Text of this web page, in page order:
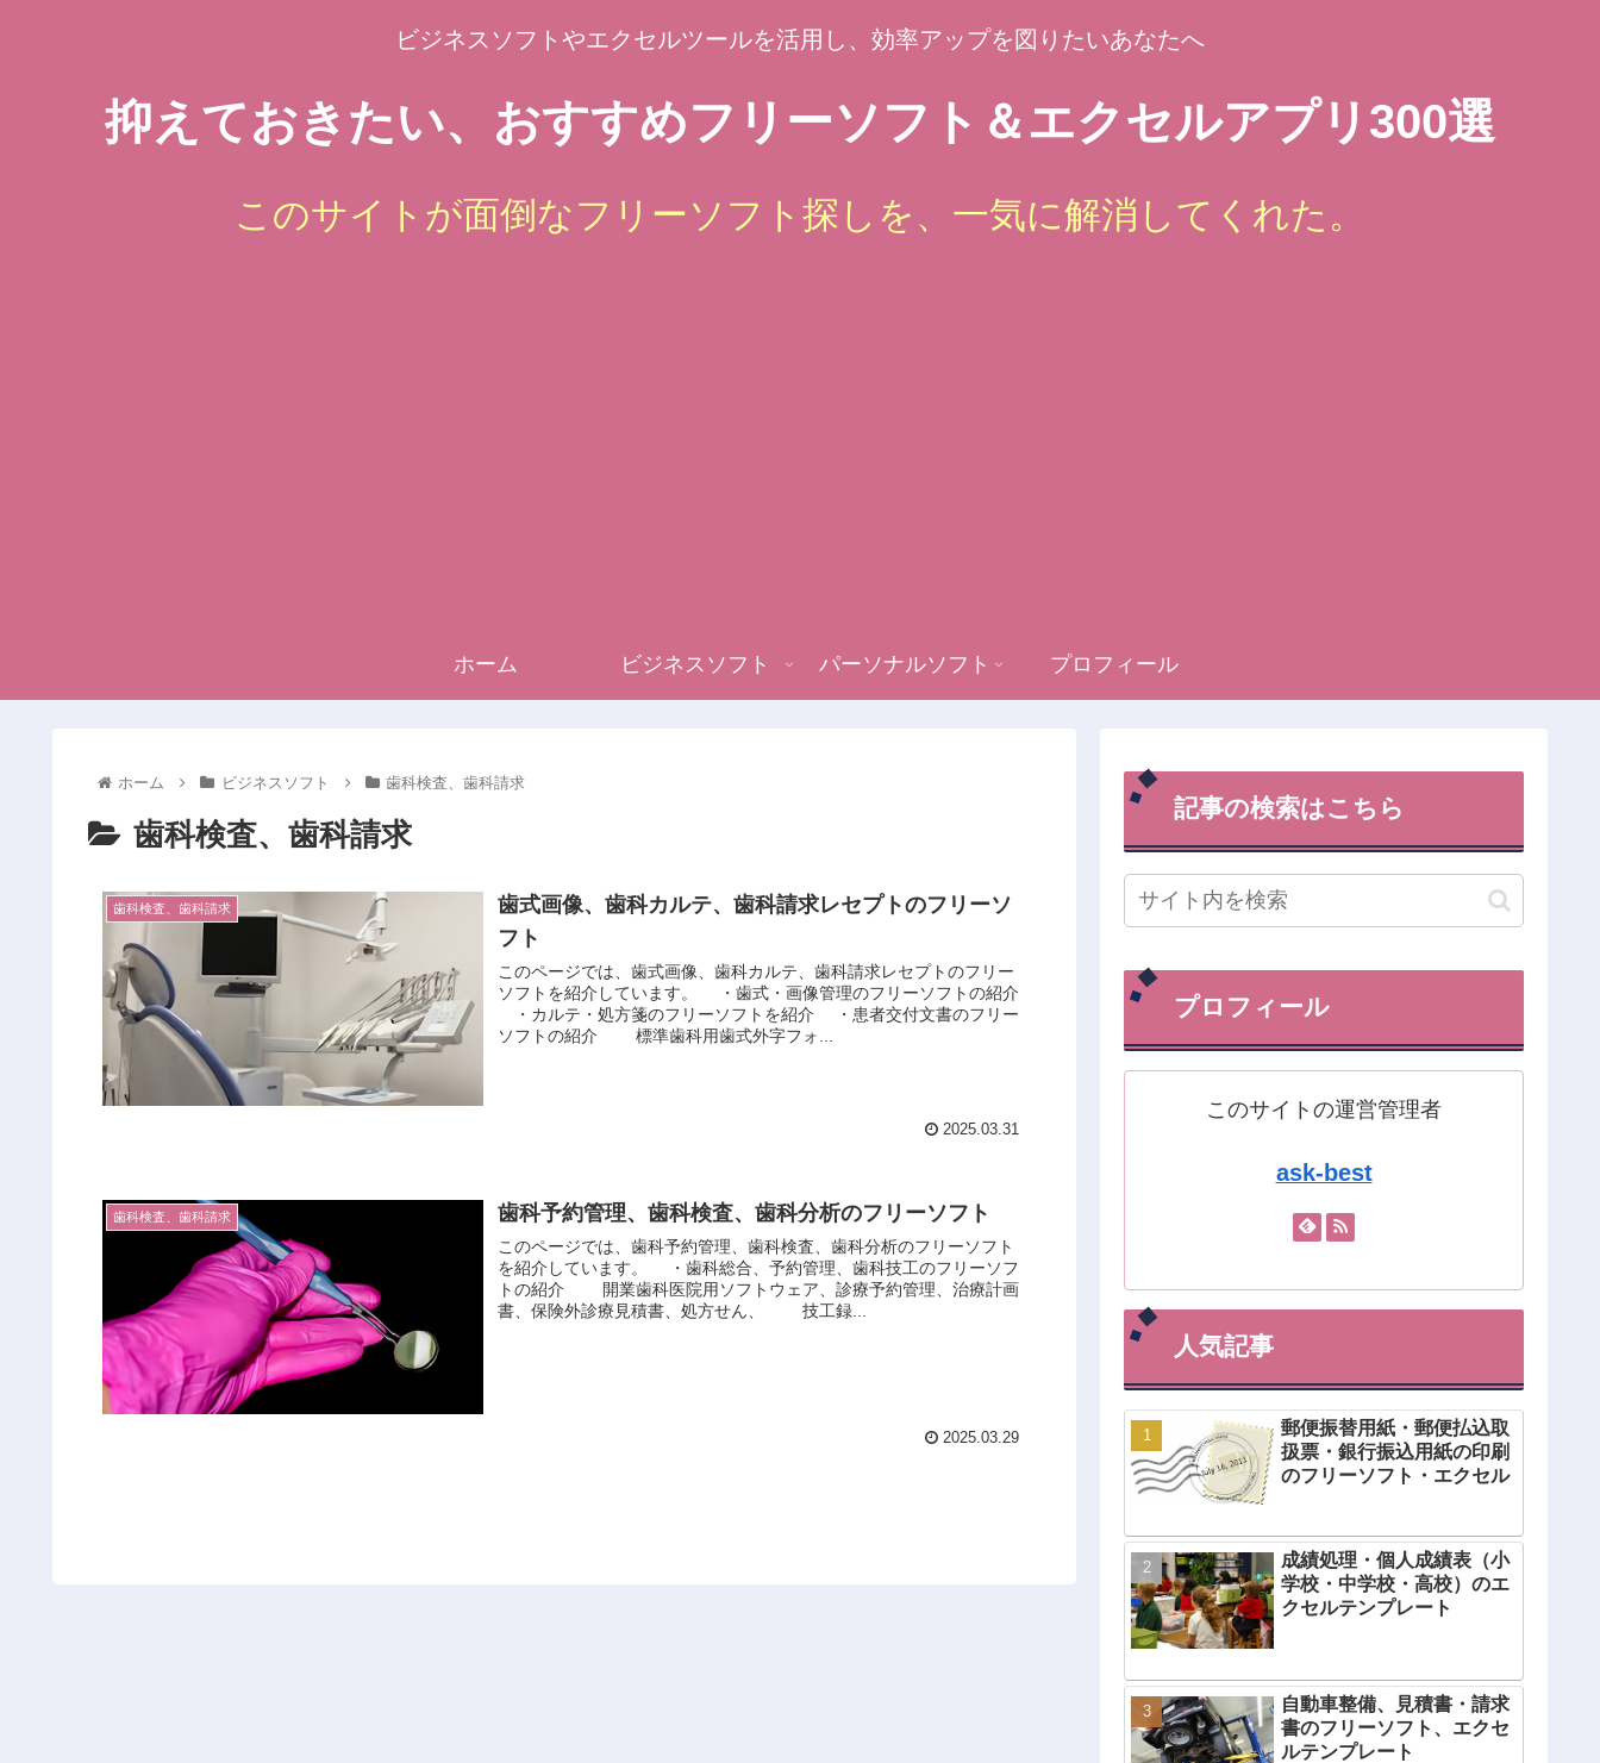
ビジネスソフトやエクセルツールを活用し、効率アップを図りたいあなたへ
抑えておきたい、おすすめフリーソフト＆エクセルアプリ300選
このサイトが面倒なフリーソフト探しを、一気に解消してくれた。
ホーム ビジネスソフト パーソナルソフト プロフィール
ホーム ビジネスソフト 歯科検査、歯科請求
歯科検査、歯科請求
歯科検査、歯科請求
歯式画像、歯科カルテ、歯科請求レセプトのフリーソ
フト
このページでは、歯式画像、歯科カルテ、歯科請求レセプトのフリー
ソフトを紹介しています。 ・歯式・画像管理のフリーソフトの紹介
・カルテ・処方箋のフリーソフトを紹介 ・患者交付文書のフリー
ソフトの紹介 標準歯科用歯式外字フォ...
2025.03.31
歯科検査、歯科請求 歯科予約管理、歯科検査、歯科分析のフリーソフト
このページでは、歯科予約管理、歯科検査、歯科分析のフリーソフト
を紹介しています。 ・歯科総合、予約管理、歯科技工のフリーソフ
トの紹介 開業歯科医院用ソフトウェア、診療予約管理、治療計画
書、保険外診療見積書、処方せん、 技工録...
2025.03.29
記事の検索はこちら
プロフィール
このサイトの運営管理者
ask-best
人気記事
郵便振替用紙・郵便払込取
扱票・銀行振込用紙の印刷
のフリーソフト・エクセル
成績処理・個人成績表（小
学校・中学校・高校）のエ
クセルテンプレート
自動車整備、見積書・請求
書のフリーソフト、エクセ
ルテンプレート